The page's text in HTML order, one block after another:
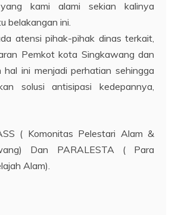
kami alami sekian kalinya
belakangan ini.
atensi pihak-pihak dinas terkait,
Pemkot kota Singkawang dan
hal ini menjadi perhatian sehingga
solusi antisipasi kedepannya,
( Komonitas Pelestari Alam &
Dan PARALESTA ( Para
Alam).